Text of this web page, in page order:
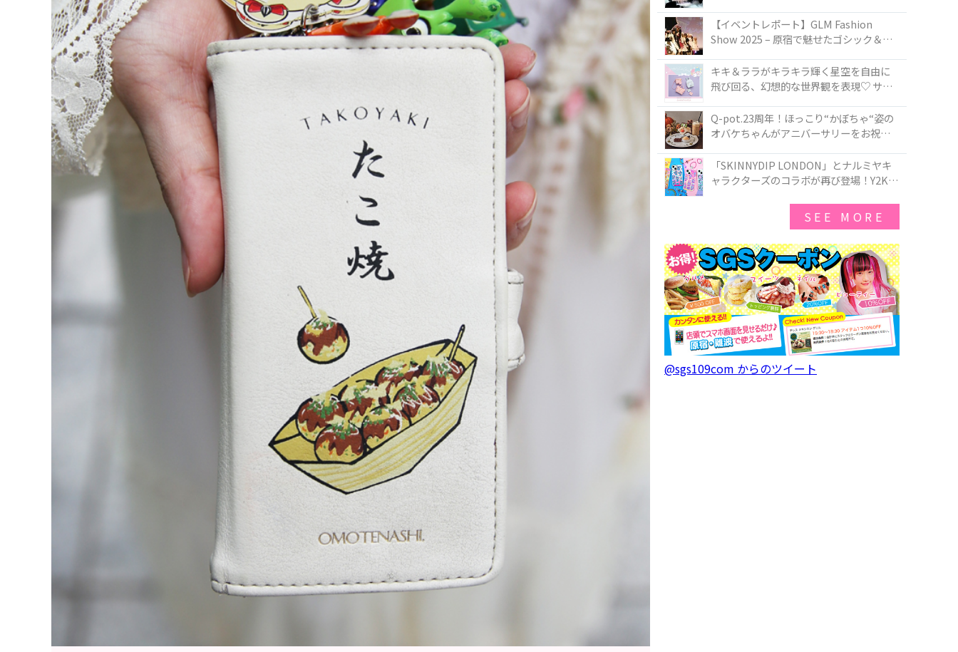
TOKYO
【イベントレポート】GLM Fashion
Show 2025 – 原宿で魅せたゴシック＆ロ
キキ＆ララがキラキラ輝く星空を自由に
飛び回る、幻想的な世界観を表現♡ サマ
50周年アニバーサリーイヤー』を記念し
たコレクションが登場
Q-pot.23周年！ほっこり“かぼちゃ“姿の
オバケちゃんがアニバーサリーをお祝い
ー」が新発売！Q-pot CAFE.では「かぼち
ゃのオバケーキプレート」も登場
「SKINNYDIP LONDON」とナルミヤキ
ャラクターズのコラボが再び登場！Y2Kム
SEE MORE
@sgs109com からのツイート